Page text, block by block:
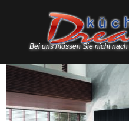
Bei uns müssen Sie nicht